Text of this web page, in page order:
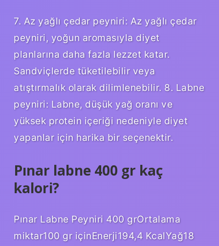
7. Az yağlı çedar peyniri: Az yağlı çedar
peyniri, yoğun aromasıyla diyet
planlarına daha fazla lezzet katar.
Sandviçlerde tüketilebilir veya
atıştırmalık olarak dilimlenebilir. 8. Labne
peyniri: Labne, düşük yağ oranı ve
yüksek protein içeriği nedeniyle diyet
yapanlar için harika bir seçenektir.
Pınar labne 400 gr kaç
kalori?
Pınar Labne Peyniri 400 grOrtalama
miktar100 gr içinEnerji194,4 KcalYağ18